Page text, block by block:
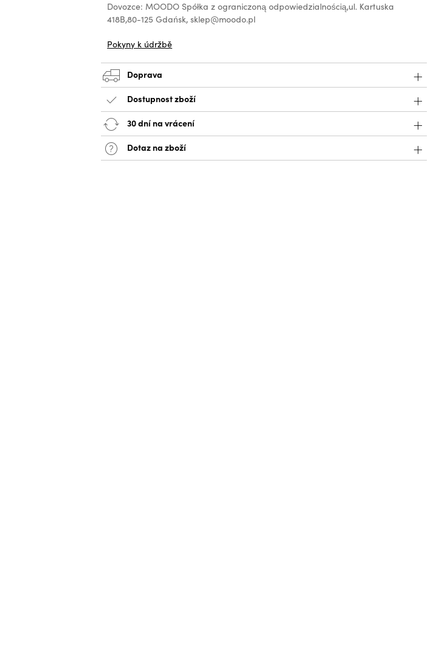
Dovozce: MOODO Spółka z ograniczoną odpowiedzialnością,ul. Kartuska
418B,80-125 Gdańsk, sklep@moodo.pl
Pokyny k údržbě
Doprava
Dostupnost zboží
30 dní na vrácení
Dotaz na zboží